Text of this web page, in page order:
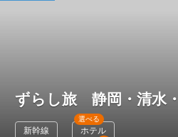
ずらし旅 静岡・清水
新幹線 ホテル
選べる